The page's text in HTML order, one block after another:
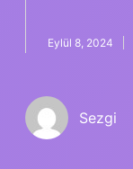
Eylül 8, 2024
Sezgi